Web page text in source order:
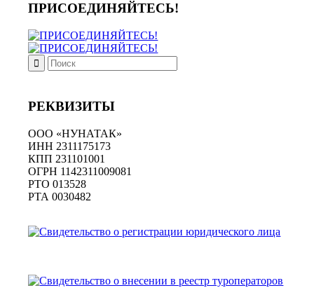
ПРИСОЕДИНЯЙТЕСЬ!
РЕКВИЗИТЫ
ООО «НУНАТАК»
ИНН 2311175173
КПП 231101001
ОГРН 1142311009081
PTO 013528
РТА 0030482